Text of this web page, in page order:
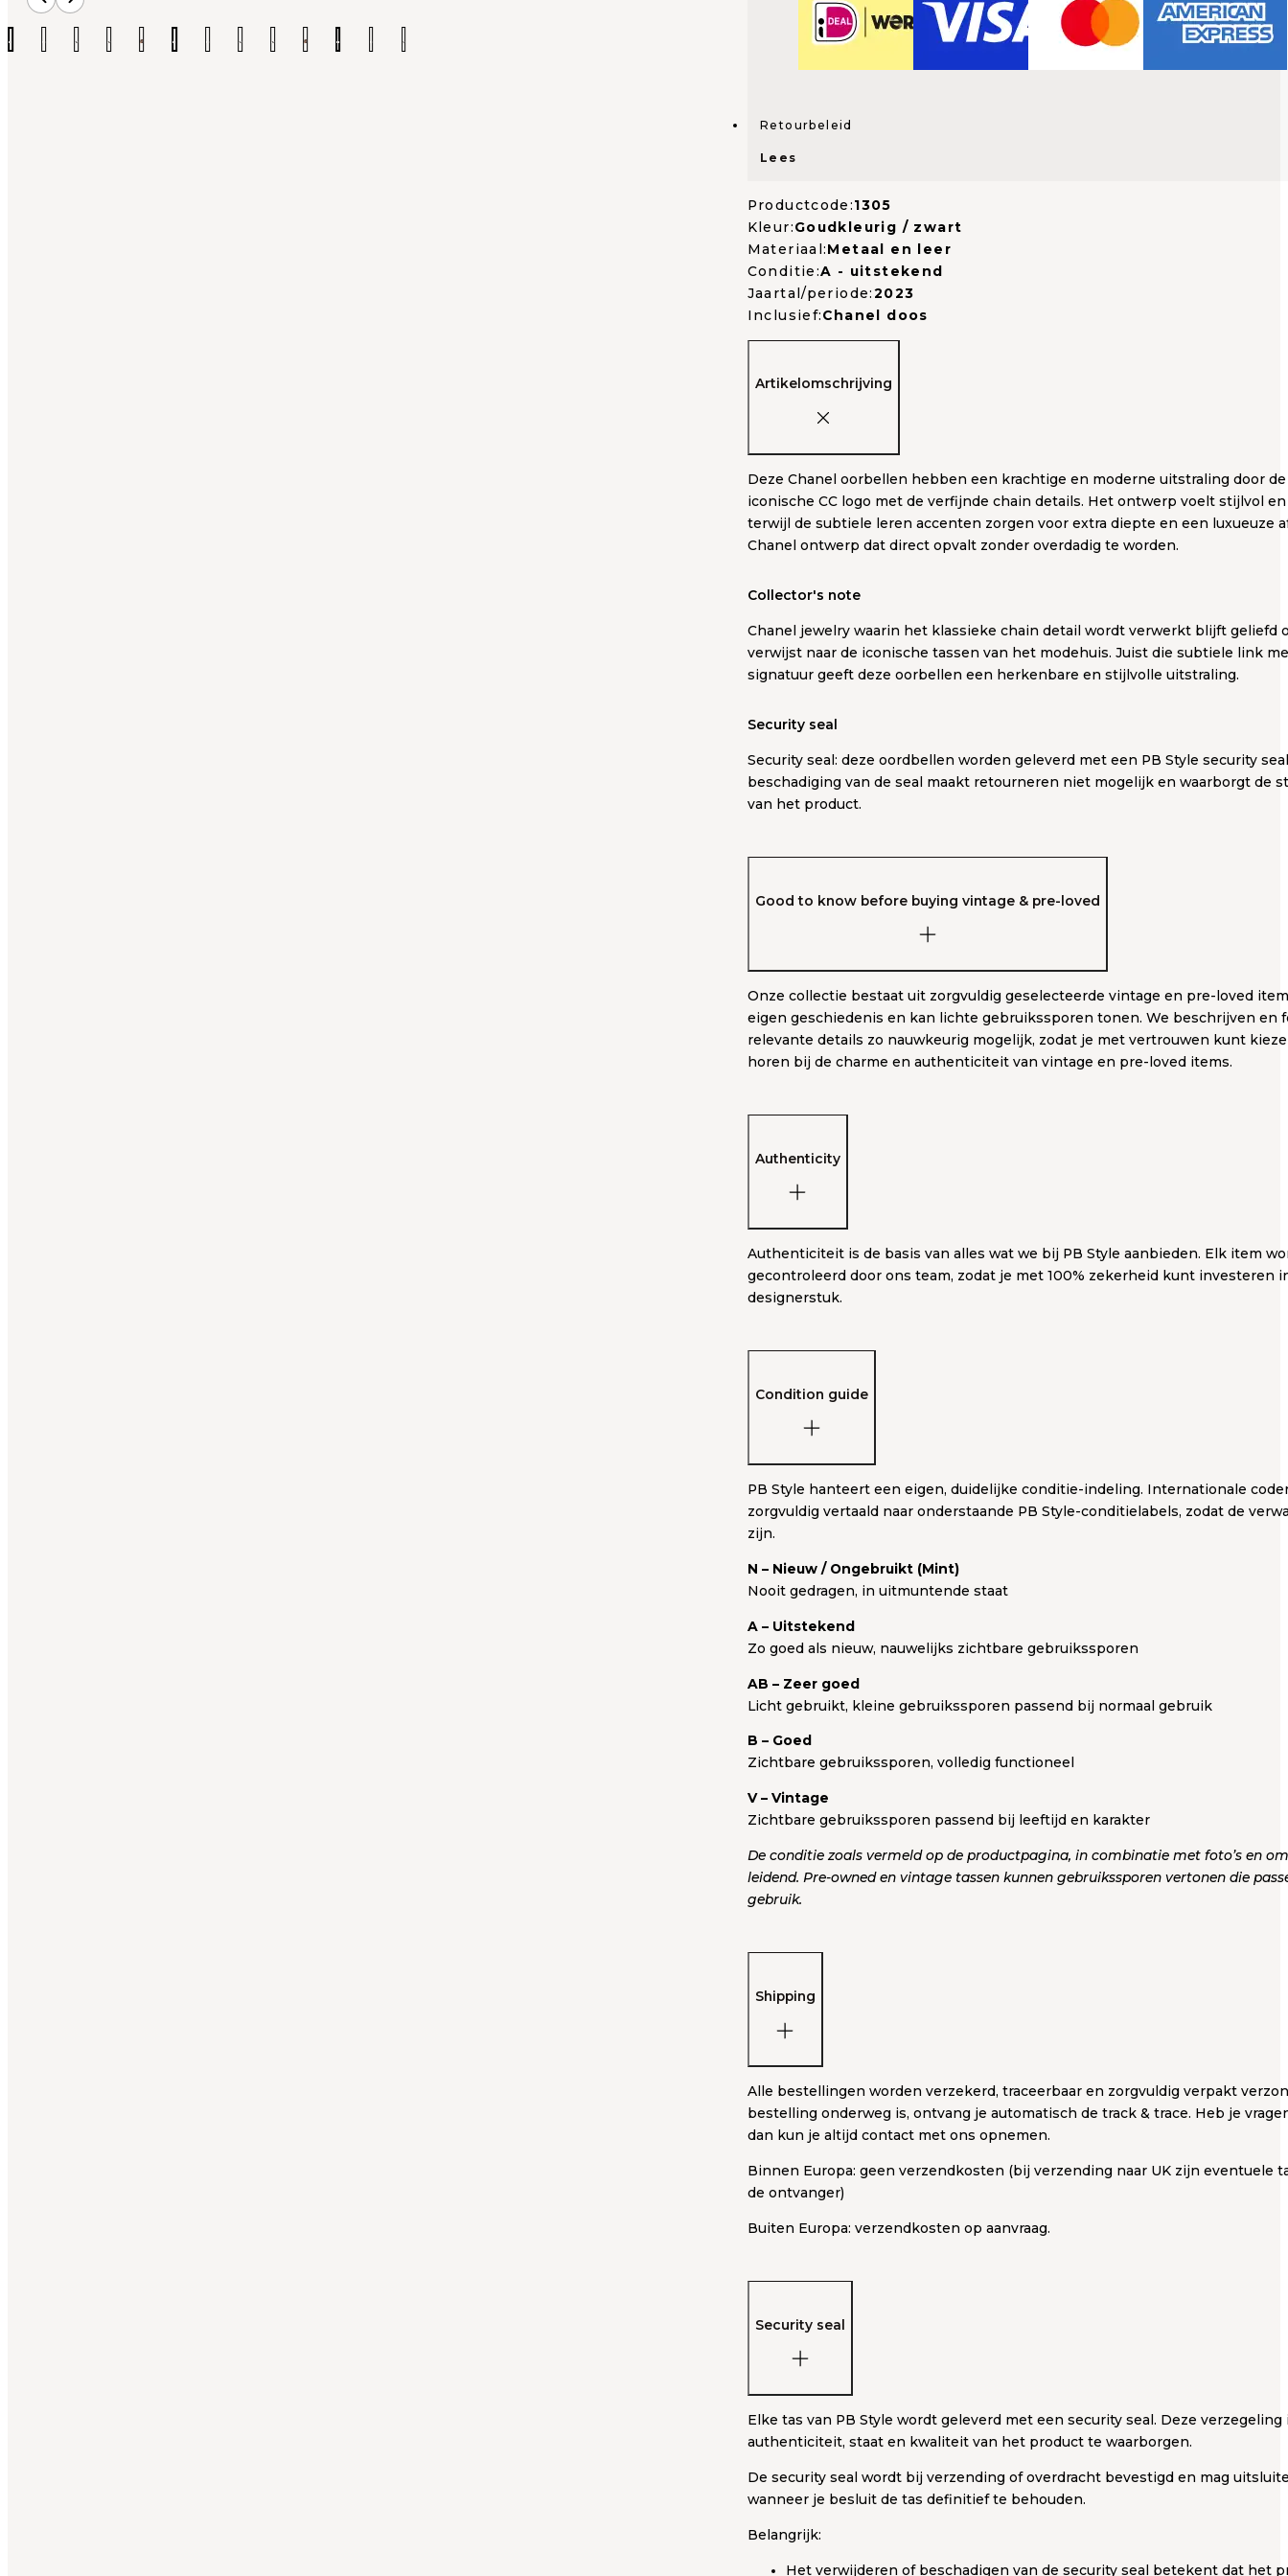
Retourbeleid
Lees
Productcode:1305
Kleur:Goudkleurig / zwart
Materiaal:Metaal en leer
Conditie:A - uitstekend
Jaartal/periode:2023
Inclusief:Chanel doos
Artikelomschrijving
Deze Chanel oorbellen hebben een krachtige en moderne uitstraling door
iconische CC logo met de verfijnde chain details. Het ontwerp voelt stijlvol
terwijl de subtiele leren accenten zorgen voor extra diepte en een luxueuze
Chanel ontwerp dat direct opvalt zonder overdadig te worden.
Collector's note
Chanel jewelry waarin het klassieke chain detail wordt verwerkt blijft geliefd
verwijst naar de iconische tassen van het modehuis. Juist die subtiele link
signatuur geeft deze oorbellen een herkenbare en stijlvolle uitstraling.
Security seal
Security seal: deze oordbellen worden geleverd met een PB Style security
beschadiging van de seal maakt retourneren niet mogelijk en waarborgt de
van het product.
Good to know before buying vintage & pre-loved
Onze collectie bestaat uit zorgvuldig geselecteerde vintage en pre-loved
eigen geschiedenis en kan lichte gebruikssporen tonen. We beschrijven en
relevante details zo nauwkeurig mogelijk, zodat je met vertrouwen kunt
horen bij de charme en authenticiteit van vintage en pre-loved items.
Authenticity
Authenticiteit is de basis van alles wat we bij PB Style aanbieden. Elk item
gecontroleerd door ons team, zodat je met 100% zekerheid kunt investeren
designerstuk.
Condition guide
PB Style hanteert een eigen, duidelijke conditie-indeling. Internationale
zorgvuldig vertaald naar onderstaande PB Style-conditielabels, zodat de
zijn.
N – Nieuw / Ongebruikt (Mint)
Nooit gedragen, in uitmuntende staat
A – Uitstekend
Zo goed als nieuw, nauwelijks zichtbare gebruikssporen
AB – Zeer goed
Licht gebruikt, kleine gebruikssporen passend bij normaal gebruik
B – Goed
Zichtbare gebruikssporen, volledig functioneel
V – Vintage
Zichtbare gebruikssporen passend bij leeftijd en karakter
De conditie zoals vermeld op de productpagina, in combinatie met foto’s en
leidend. Pre-owned en vintage tassen kunnen gebruikssporen vertonen die
gebruik.
Shipping
Alle bestellingen worden verzekerd, traceerbaar en zorgvuldig verpakt
bestelling onderweg is, ontvang je automatisch de track & trace. Heb je
dan kun je altijd contact met ons opnemen.
Binnen Europa: geen verzendkosten (bij verzending naar UK zijn eventuele
de ontvanger)
Buiten Europa: verzendkosten op aanvraag.
Security seal
Elke tas van PB Style wordt geleverd met een security seal. Deze verzegeling
authenticiteit, staat en kwaliteit van het product te waarborgen.
De security seal wordt bij verzending of overdracht bevestigd en mag
wanneer je besluit de tas definitief te behouden.
Belangrijk:
Het verwijderen of beschadigen van de security seal betekent dat het